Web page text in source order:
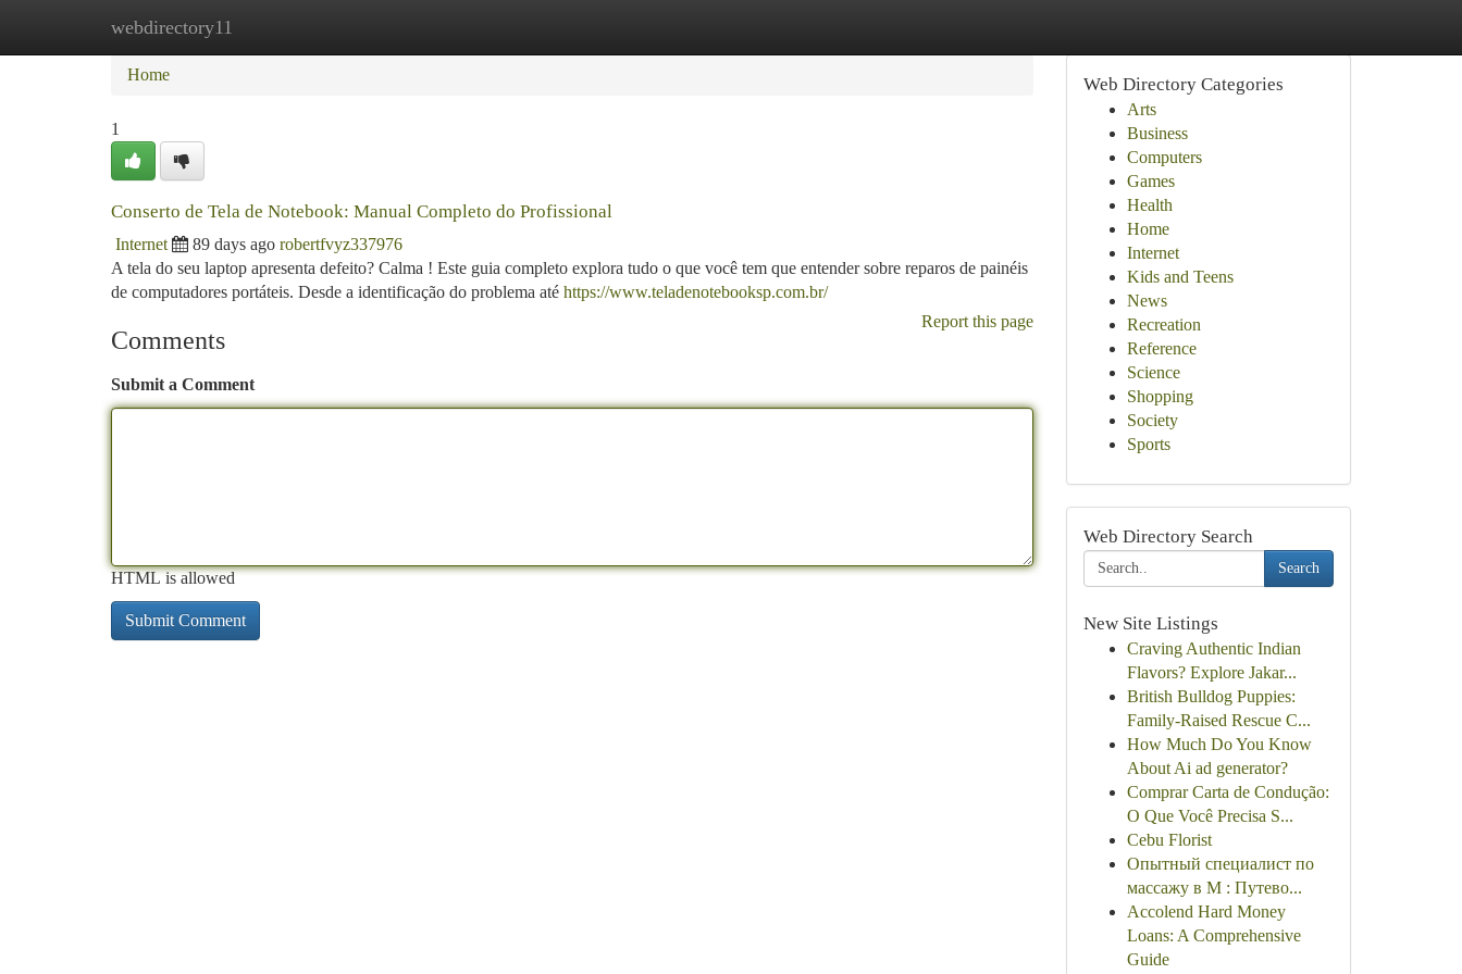
webdirectory11
Home New Site Listings
Home
1
Conserto de Tela de Notebook: Manual Completo do Profissional
Internet 89 days ago robertfvyz337976
A tela do seu laptop apresenta defeito? Calma ! Este guia completo explora tudo o que você tem que entender sobre reparos de painéis
de computadores portáteis. Desde a identificação do problema até https://www.teladenotebooksp.com.br/
Report this page
Comments
Submit a Comment
HTML is allowed
Web Directory Categories
Arts
Business
Computers
Games
Health
Home
Internet
Kids and Teens
News
Recreation
Reference
Science
Shopping
Society
Sports
Web Directory Search
Search
New Site Listings
Craving Authentic Indian
Flavors? Explore Jakar...
British Bulldog Puppies:
Family-Raised Rescue C...
How Much Do You Know
About Ai ad generator?
Comprar Carta de Condução:
O Que Você Precisa S...
Cebu Florist
Опытный специалист по
массажу в М : Путево...
Accolend Hard Money
Loans: A Comprehensive
Guide